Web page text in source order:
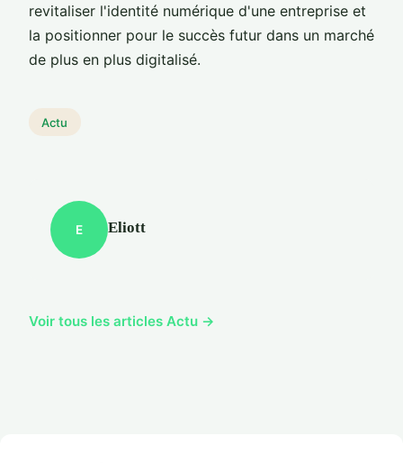
revitaliser l'identité numérique d'une entreprise et
la positionner pour le succès futur dans un marché
de plus en plus digitalisé.
Actu
E Eliott
Voir tous les articles Actu →